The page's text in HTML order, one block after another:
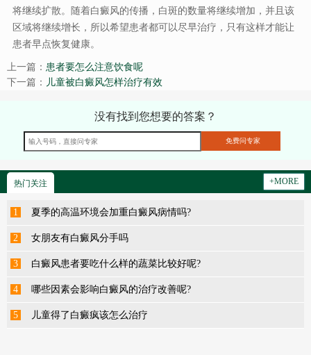
将继续扩散。随着白癜风的传播，白斑的数量将继续增加，并且该
区域将继续增长，所以希望患者都可以尽早治疗，只有这样才能让
患者早点恢复健康。
上一篇： 患者要怎么注意饮食呢
下一篇： 儿童被白癜风怎样治疗有效
没有找到您想要的答案？
热门关注 +MORE
1 夏季的高温环境会加重白癜风病情吗?
2 女朋友有白癜风分手吗
3 白癜风患者要吃什么样的蔬菜比较好呢?
4 哪些因素会影响白癜风的治疗改善呢?
5 儿童得了白癜疯该怎么治疗